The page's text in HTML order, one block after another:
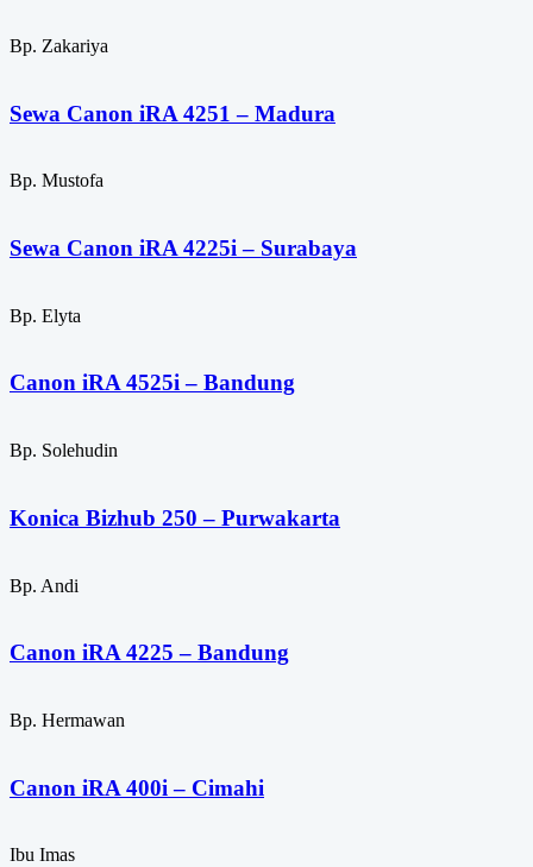
Bp. Zakariya
Sewa Canon iRA 4251 – Madura
Bp. Mustofa
Sewa Canon iRA 4225i – Surabaya
Bp. Elyta
Canon iRA 4525i – Bandung
Bp. Solehudin
Konica Bizhub 250 – Purwakarta
Bp. Andi
Canon iRA 4225 – Bandung
Bp. Hermawan
Canon iRA 400i – Cimahi
Ibu Imas